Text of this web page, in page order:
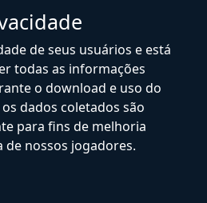
de seus usuários e está
todas as informações
o download e uso do
dados coletados são
para fins de melhoria
nossos jogadores.